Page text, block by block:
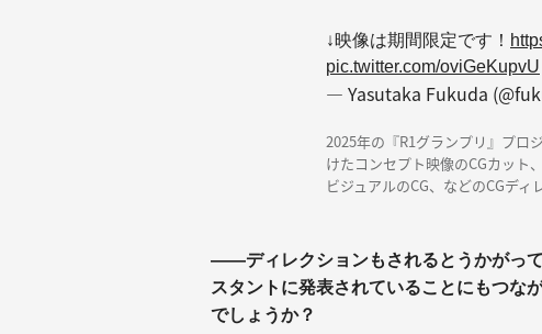
↓映像は期間限定です！
pic.twitter.com/oviGeKupvU
— Yasutaka Fukuda
2025年の『R1グランプリ』プロ
けたコンセプト映像のCGカット
ビジュアルのCG、などのCGデ
——ディレクションもされるとうかがっ
スタントに発表されていることにもつな
でしょうか？